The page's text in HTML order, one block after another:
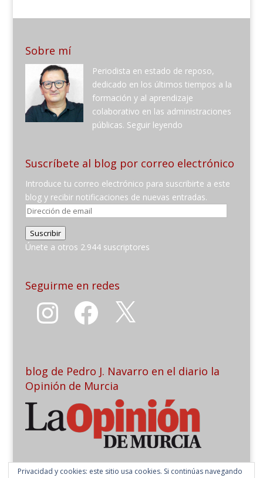
Sobre mí
Periodista en estado de reposo,
dedicado en los últimos tiempos a la
formación y al aprendizaje
colaborativo en las administraciones
públicas. Seguir leyendo
Suscríbete al blog por correo electrónico
Introduce tu correo electrónico para suscribirte a este
blog y recibir notificaciones de nuevas entradas.
Dirección
de
email
Suscribir
Únete a otros 2.944 suscriptores
Seguirme en redes
Instagram Facebook
blog de Pedro J. Navarro en el diario la
Opinión de Murcia
Privacidad y cookies: este sitio usa cookies. Si continúas navegando